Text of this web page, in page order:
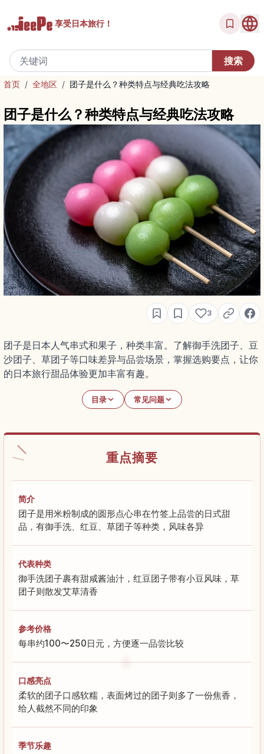
享受日本旅行！
首页 / 全地区 / 团子是什么？种类特点与经典吃法攻略
团子是什么？种类特点与经典吃法攻略
3
团子是日本人气串式和果子，种类丰富。了解御手洗团子、豆
沙团子、草团子等口味差异与品尝场景，掌握选购要点，让你
的日本旅行甜品体验更加丰富有趣。
目录 常见问题
重点摘要
简介
团子是用米粉制成的圆形点心串在竹签上品尝的日式甜
品，有御手洗、红豆、草团子等种类，风味各异
代表种类
御手洗团子裹有甜咸酱油汁，红豆团子带有小豆风味，草
团子则散发艾草清香
参考价格
每串约100〜250日元，方便逐一品尝比较
口感亮点
柔软的团子口感软糯，表面烤过的团子则多了一份焦香，
给人截然不同的印象
季节乐趣